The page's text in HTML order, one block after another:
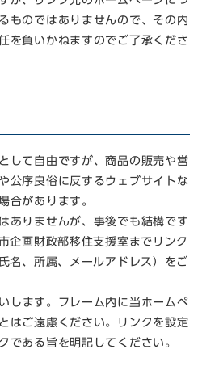
ものではありませんので、その内
を負いかねますのでご了承くださ
して自由ですが、商品の販売や営
公序良俗に反するウェブサイトな
合があります。
ありませんが、事後でも結構です
企画財政部移住支援室までリンク
名、所属、メールアドレス）をご
します。フレーム内に当ホームペ
はご遠慮ください。リンクを設定
である旨を明記してください。